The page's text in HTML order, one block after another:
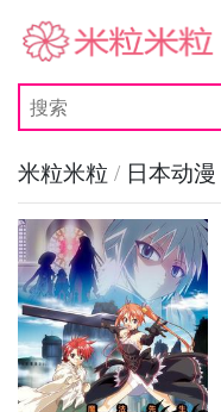
米粒米粒
米粒米粒 / 日本动漫